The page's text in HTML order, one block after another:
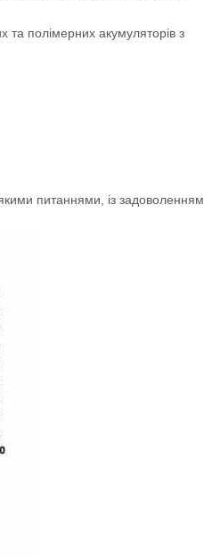
та полімерних акумуляторів з
питаннями, із задоволенням